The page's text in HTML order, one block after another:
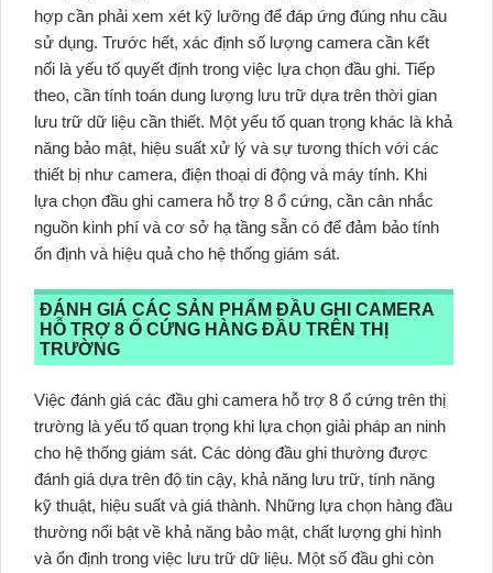
hợp cần phải xem xét kỹ lưỡng để đáp ứng đúng nhu cầu
sử dụng. Trước hết, xác định số lượng camera cần kết
nối là yếu tố quyết định trong việc lựa chọn đầu ghi. Tiếp
theo, cần tính toán dung lượng lưu trữ dựa trên thời gian
lưu trữ dữ liệu cần thiết. Một yếu tố quan trọng khác là khả
năng bảo mật, hiệu suất xử lý và sự tương thích với các
thiết bị như camera, điện thoại di động và máy tính. Khi
lựa chọn đầu ghi camera hỗ trợ 8 ổ cứng, cần cân nhắc
nguồn kinh phí và cơ sở hạ tầng sẵn có để đảm bảo tính
ổn định và hiệu quả cho hệ thống giám sát.
ĐÁNH GIÁ CÁC SẢN PHẨM ĐẦU GHI CAMERA
HỖ TRỢ 8 Ổ CỨNG HÀNG ĐẦU TRÊN THỊ
TRƯỜNG
Việc đánh giá các đầu ghi camera hỗ trợ 8 ổ cứng trên thị
trường là yếu tố quan trọng khi lựa chọn giải pháp an ninh
cho hệ thống giám sát. Các dòng đầu ghi thường được
đánh giá dựa trên độ tin cậy, khả năng lưu trữ, tính năng
kỹ thuật, hiệu suất và giá thành. Những lựa chọn hàng đầu
thường nổi bật về khả năng bảo mật, chất lượng ghi hình
và ổn định trong việc lưu trữ dữ liệu. Một số đầu ghi còn